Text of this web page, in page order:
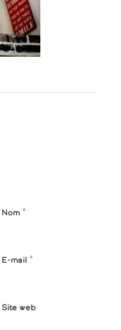
Nom *
E-mail *
Site web